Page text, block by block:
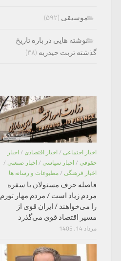
موسیقی (۵۹۲)
نوشته هایی در باره تاریخ
گذشته تربت حیدریه (۳۸)
اخبار اجتماعی / اخبار اقتصادی / اخبار
حقوقی / اخبار سیاسی / اخبار صنعتی /
اخبار فرهنگی / مطبوعات و رسانه ها
فاصله حرف مسئولان با سفره
مردم زیاد است / مردم مهار تورم
را می‌خواهند / ایران قوی از
مسیر اقتصاد قوی می‌گذرد
مرداد 14, 1405